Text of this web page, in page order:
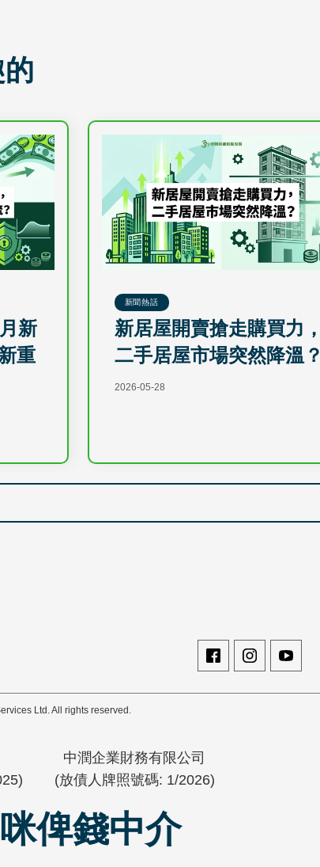
新
重
新聞熱話
新居屋開賣搶走購買力，
二手居屋市場突然降溫？
2026-05-28
Ltd. All rights reserved.
中潤企業財務有限公司
(放債人牌照號碼: 1/2026)
俾錢中介